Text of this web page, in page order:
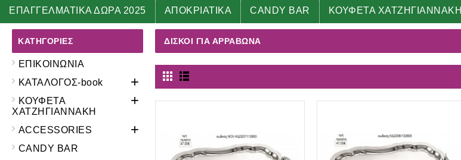
ΕΠΑΓΓΕΛΜΑΤΙΚΑ ΔΩΡΑ 2025 ΑΠΟΚΡΙΑΤΙΚΑ CANDY BAR ΚΟΥΦΕΤΑ ΧΑΤΖΗΓΙΑΝΝΑΚΗ
Αρχική ΔΩΡΑ ΑΡΡΑΒΩΝΑ ΔΙΣΚΟΙ για αρραβώνα
ΚΑΤΗΓΟΡΊΕΣ
ΕΠΙΚΟΙΝΩΝΙΑ
ΚΑΤΑΛΟΓΟΣ-book
+
ΚΟΥΦΕΤΑ
ΧΑΤΖΗΓΙΑΝΝΑΚΗ
+
ACCESSORIES +
CANDY BAR
ΔΙΣΚΟΙ ΓΙΑ ΑΡΡΑΒΏΝΑ